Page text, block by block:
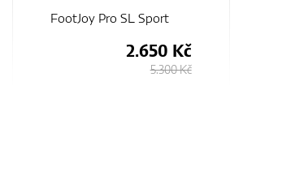
FootJoy Pro/SL
4.600 Kč
6.130 Kč